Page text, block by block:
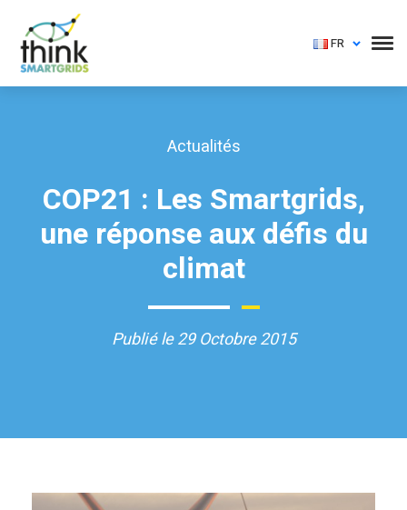
FR
Actualités
COP21 : Les Smartgrids,
une réponse aux défis du
climat
Publié le 29 Octobre 2015